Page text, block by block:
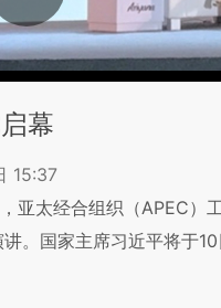
幕
15:37
亚太经合组织（APEC）
。国家主席习近平将于